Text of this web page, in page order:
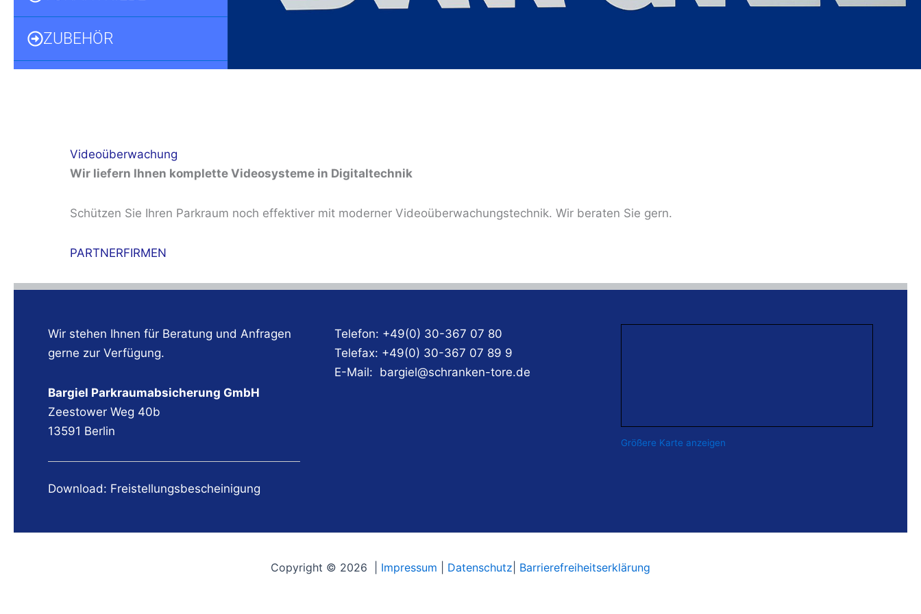
ZUBEHÖR
Videoüberwachung
Wir liefern Ihnen komplette Videosysteme in Digitaltechnik
Schützen Sie Ihren Parkraum noch effektiver mit moderner Videoüberwachungstechnik. Wir beraten Sie gern.
PARTNERFIRMEN
Wir stehen Ihnen für Beratung und Anfragen
gerne zur Verfügung.
Bargiel Parkraumabsicherung GmbH
Zeestower Weg 40b
13591 Berlin
Download: Freistellungsbescheinigung
Telefon: +49(0) 30-367 07 80
Telefax: +49(0) 30-367 07 89 9
E-Mail: bargiel@schranken-tore.de
Größere Karte anzeigen
Copyright © 2026 | Impressum Datenschutz Barrierefreiheitserklärung